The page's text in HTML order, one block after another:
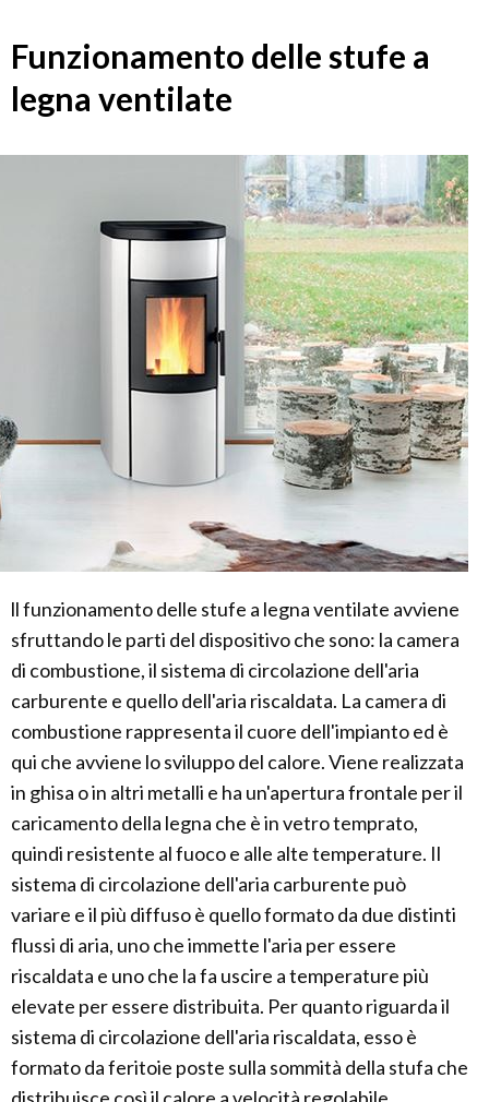
Funzionamento delle stufe a
legna ventilate
ll funzionamento delle stufe a legna ventilate avviene
sfruttando le parti del dispositivo che sono: la camera
di combustione, il sistema di circolazione dell'aria
carburente e quello dell'aria riscaldata. La camera di
combustione rappresenta il cuore dell'impianto ed è
qui che avviene lo sviluppo del calore. Viene realizzata
in ghisa o in altri metalli e ha un'apertura frontale per il
caricamento della legna che è in vetro temprato,
quindi resistente al fuoco e alle alte temperature. Il
sistema di circolazione dell'aria carburente può
variare e il più diffuso è quello formato da due distinti
flussi di aria, uno che immette l'aria per essere
riscaldata e uno che la fa uscire a temperature più
elevate per essere distribuita. Per quanto riguarda il
sistema di circolazione dell'aria riscaldata, esso è
formato da feritoie poste sulla sommità della stufa che